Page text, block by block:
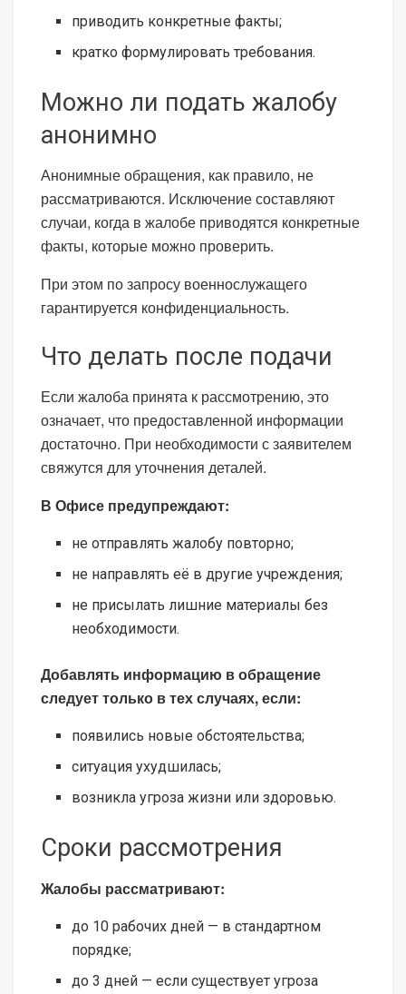
приводить конкретные факты;
кратко формулировать требования.
Можно ли подать жалобу
анонимно
Анонимные обращения, как правило, не
рассматриваются. Исключение составляют
случаи, когда в жалобе приводятся конкретные
факты, которые можно проверить.
При этом по запросу военнослужащего
гарантируется конфиденциальность.
Что делать после подачи
Если жалоба принята к рассмотрению, это
означает, что предоставленной информации
достаточно. При необходимости с заявителем
свяжутся для уточнения деталей.
В Офисе предупреждают:
не отправлять жалобу повторно;
не направлять её в другие учреждения;
не присылать лишние материалы без
необходимости.
Добавлять информацию в обращение
следует только в тех случаях, если:
появились новые обстоятельства;
ситуация ухудшилась;
возникла угроза жизни или здоровью.
Сроки рассмотрения
Жалобы рассматривают:
до 10 рабочих дней — в стандартном
порядке;
до 3 дней — если существует угроза